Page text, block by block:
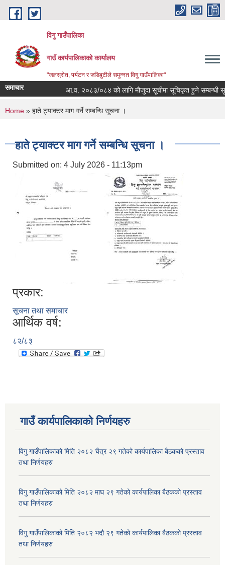
Skip to main content
विगु गाउँपालिका
गाउँ कार्यपालिकाको कार्यालय
"जलस्रोत, पर्यटन र जडिबुटीले समुन्नत विगु गाउँपालिका"
समाचार आ.व. २०८३/०८४ को लागि मौजुदा सूचीमा सूचिकृत हुने सम्बन्धी
You are here
Home » हाते ट्याक्टर माग गर्ने सम्बन्धि सूचना ।
हाते ट्याक्टर माग गर्ने सम्बन्धि सूचना ।
Submitted on: 4 July 2026 - 11:13pm
प्रकार:
सूचना तथा समाचार
आर्थिक वर्ष:
८२/८३
गाउँ कार्यपालिकाकाे निर्णयहरु
विगु गाउँपालिकाको मिति २०८२ चैत्र २९ गतेको कार्यपालिका बैठकको प्रस्ताव
तथा निर्णयहरु
विगु गाउँपालिकाको मिति २०८२ माघ २९ गतेको कार्यपालिका बैठकको प्रस्ताव
तथा निर्णयहरु
विगु गाउँपालिकाको मिति २०८२ भदौ २९ गतेको कार्यपालिका बैठकको प्रस्ताव
तथा निर्णयहरु